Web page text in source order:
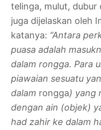
telinga, mulut, dubur
juga dijelaskan oleh
katanya: “Antara
puasa adalah
dalam rongga. Para
piawaian sesuatu
dalam rongga) yang
dengan ain (objek)
had zahir ke dalam